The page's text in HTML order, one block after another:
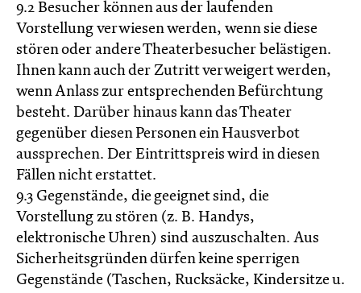
9.2 Besucher können aus der laufenden
Vorstellung verwiesen werden, wenn sie diese
stören oder andere Theaterbesucher belästigen.
Ihnen kann auch der Zutritt verweigert werden,
wenn Anlass zur entsprechenden Befürchtung
besteht. Darüber hinaus kann das Theater
gegenüber diesen Personen ein Hausverbot
aussprechen. Der Eintrittspreis wird in diesen
Fällen nicht erstattet.
9.3 Gegenstände, die geeignet sind, die
Vorstellung zu stören (z. B. Handys,
elektronische Uhren) sind auszuschalten. Aus
Sicherheitsgründen dürfen keine sperrigen
Gegenstände (Taschen, Rucksäcke, Kindersitze u.